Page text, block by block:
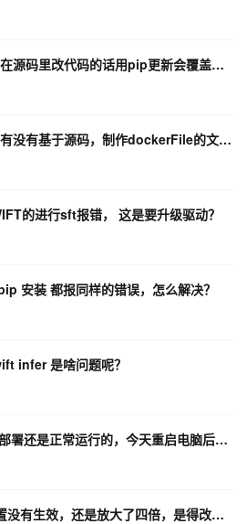
在modelscope-funasr中在源码里改代码的话用pip更新会覆盖我的修改吗？
在modelscope-funasr中有没有基于源码，制作dockerFile的文档?
的进行sft报错， 这是要升级驱动？
安装 都报同样的错误，怎么解决？
infer 是啥问题呢？
modelscope的swift昨天部署还是正常运行的，今天重启电脑后就一直报错如下错误，怎么解决？
ModelScope中，图中设置没有生效，还是放大了四倍，是得改源码吗？